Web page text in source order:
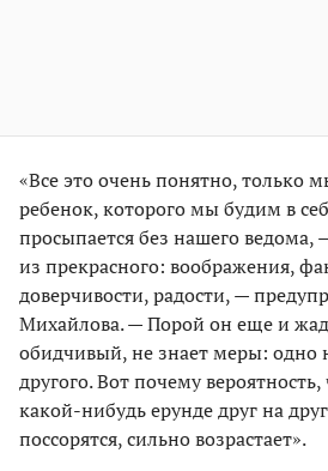
«Все это очень понятно, только
ребенок, которого мы будим в
просыпается без нашего ведома,
из прекрасного: воображения,
доверчивости, радости, —
Михайлова. — Порой он еще и
обидчивый, не знает меры: одно
другого. Вот почему
какой-нибудь ерунде друг на
поссорятся, сильно возрастает».